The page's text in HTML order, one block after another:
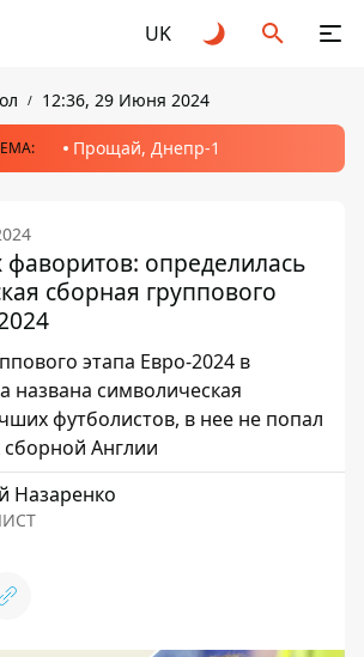
UK
12:36, 29 Июня 2024
Прощай, Днепр-1
фаворитов: определилась
сборная группового
этапа Евро-2024 в
названа символическая
футболистов, в нее не попал
Англии
Назаренко